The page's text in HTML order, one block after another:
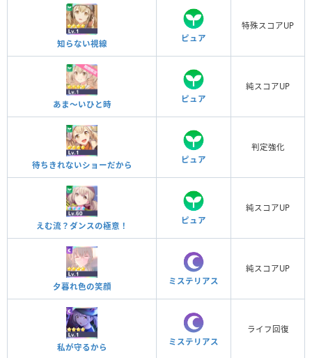
知らない視線
ピュア
特殊スコアUP
あま～いひと時
ピュア
純スコアUP
待ちきれないショーだから
ピュア
判定強化
えむ流？ダンスの極意！
ピュア
純スコアUP
夕暮れ色の笑顔
ミステリアス
純スコアUP
私が守るから
ミステリアス
ライフ回復